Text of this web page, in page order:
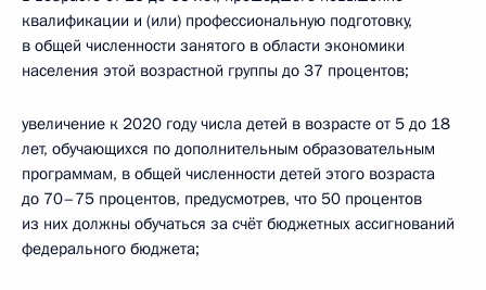
квалификации и (или) профессиональную подготовку,
в общей численности занятого в области экономики
населения этой возрастной группы до 37 процентов;
увеличение к 2020 году числа детей в возрасте от 5 до 18
лет, обучающихся по дополнительным образовательным
программам, в общей численности детей этого возраста
до 70–75 процентов, предусмотрев, что 50 процентов
из них должны обучаться за счёт бюджетных ассигнований
федерального бюджета;